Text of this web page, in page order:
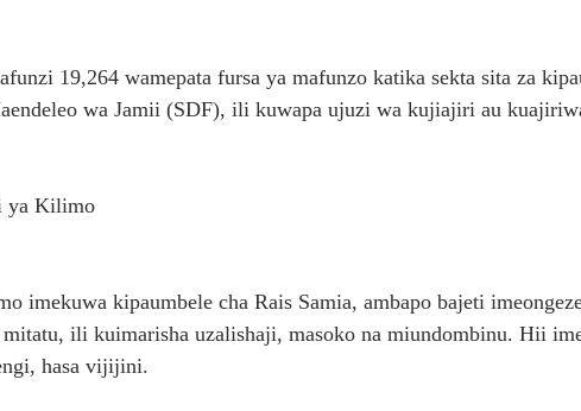
19,264 wamepata fursa ya mafunzo katika sekta sita za
wa Jamii (SDF), ili kuwapa ujuzi wa kujiajiri au
ya Kilimo
imekuwa kipaumbele cha Rais Samia, ambapo bajeti
ili kuimarisha uzalishaji, masoko na miundombinu. Hii
hasa vijijini.